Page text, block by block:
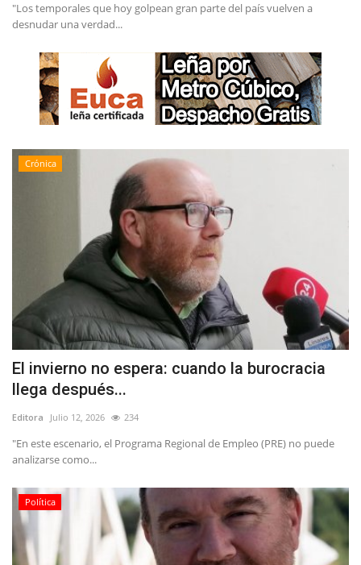
"Los temporales que hoy golpean gran parte del país vuelven a
desnudar una verdad...
Crónica
El invierno no espera: cuando la burocracia
llega después...
Editora Julio 12, 2026 234
"En este escenario, el Programa Regional de Empleo (PRE) no puede
analizarse como...
Política